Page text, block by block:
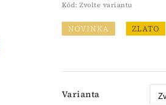
Kód: Zvolte variantu
NOVINKA ZLATO
Varianta